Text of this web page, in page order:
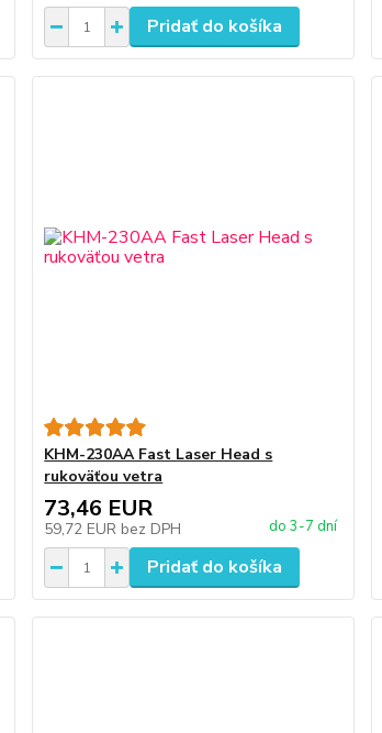
Pridať do košíka
KHM-230AA Fast Laser Head s
rukoväťou vetra
73,46 EUR
59,72 EUR bez DPH do 3-7 dní
Pridať do košíka